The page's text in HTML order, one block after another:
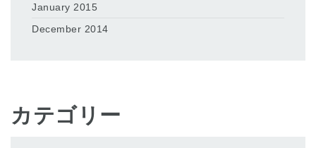
January 2015
December 2014
カテゴリー